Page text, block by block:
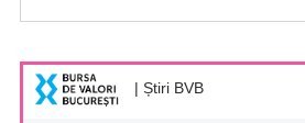
| Știri BVB